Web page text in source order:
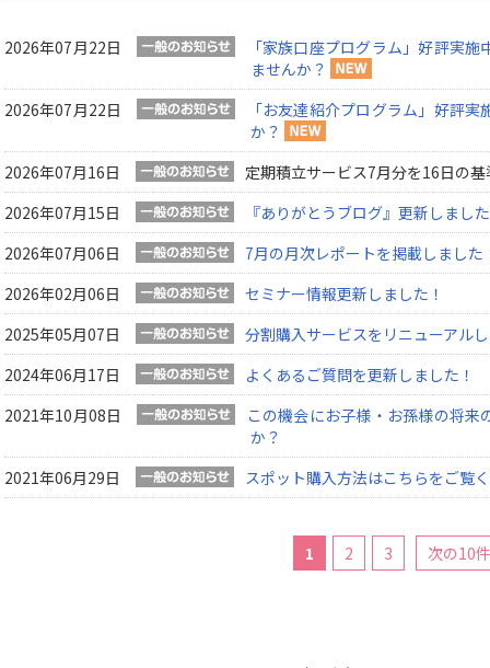
2026年07月22日
「家族口座プログラム」好評実
ませんか？
2026年07月22日
「お友達紹介プログラム」好評
か？
2026年07月16日
定期積立サービス7月分を16日の
2026年07月15日
『ありがとうブログ』更新しまし
2026年07月06日
7月の月次レポートを掲載しました
2026年02月06日
セミナー情報更新しました！
2025年05月07日
分割購入サービスをリニューアルし
2024年06月17日
よくあるご質問を更新しました！
2021年10月08日
この機会にお子様・お孫様の将
か？
2021年06月29日
スポット購入方法はこちらをご覧
1 2 3 次の10件